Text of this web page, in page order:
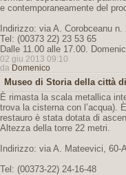
e contemporaneamente del
Indirizzo: via A. Corobceanu
Tel: (00373 22) 23 53 65
Dalle 11.00 alle 17.00.
02 giu 2013 09:10
da Domenico
Museo di Storia della città
È rimasta la scala metallica
trova la cisterna con l’acqua).
restauro è stata dotata di
Altezza della torre 22 metri.
Indirizzo: via A. Mateevici, 60-
Tel: (00373-22) 24-16-48